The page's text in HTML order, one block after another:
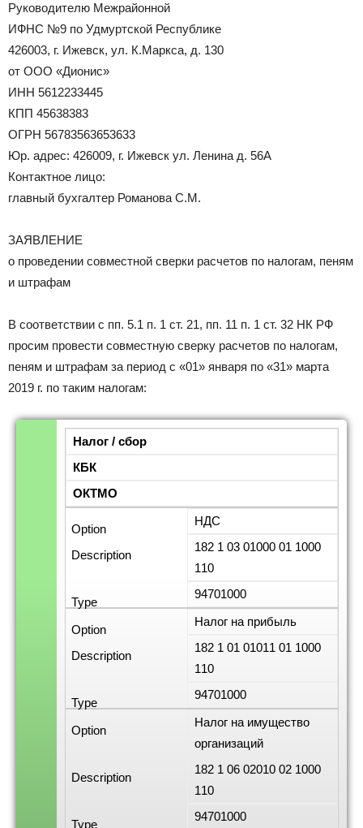
Руководителю Межрайонной
ИФНС №9 по Удмуртской Республике
426003, г. Ижевск, ул. К.Маркса, д. 130
от ООО «Дионис»
ИНН 5612233445
КПП 45638383
ОГРН 56783563653633
Юр. адрес: 426009, г. Ижевск ул. Ленина д. 56А
Контактное лицо:
главный бухгалтер Романова С.М.
ЗАЯВЛЕНИЕ
о проведении совместной сверки расчетов по налогам, пеням
и штрафам
В соответствии с пп. 5.1 п. 1 ст. 21, пп. 11 п. 1 ст. 32 НК РФ
просим провести совместную сверку расчетов по налогам,
пеням и штрафам за период с «01» января по «31» марта
2019 г. по таким налогам:
Налог / сбор
КБК
ОКТМО
НДС
182 1 03 01000 01 1000
110
94701000
Налог на прибыль
182 1 01 01011 01 1000
110
94701000
Налог на имущество
организаций
182 1 06 02010 02 1000
110
94701000